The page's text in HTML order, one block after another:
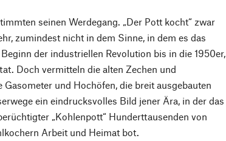
seinen Werdegang. „Der Pott kocht“ zwar
zumindest nicht in dem Sinne, in dem es das
der industriellen Revolution bis in die 1950er,
Doch vermitteln die alten Zechen und
Gasometer und Hochöfen, die breit ausgebauten
ein eindrucksvolles Bild jener Ära, in der das
„Kohlenpott“ Hunderttausenden von
Arbeit und Heimat bot.